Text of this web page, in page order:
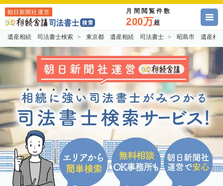
朝日新聞社運営 月間閲覧件数
200万超
遺産相続 司法書士検索 東京都 遺産相続 司法書士 昭島市 遺産相